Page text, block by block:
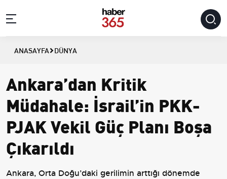
ANASAYFA DÜNYA
Ankara’dan Kritik
Müdahale: İsrail’in PKK-
PJAK Vekil Güç Planı Boşa
Çıkarıldı
Ankara, Orta Doğu’daki gerilimin arttığı dönemde